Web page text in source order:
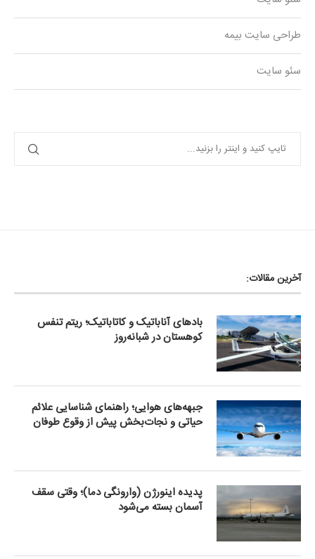
طراحی سایت بیمه
سئو سایت
آخرین مقالات:
بادهای آناباتیک و کاتاباتیک؛ ریتم تنفس
کوهستان در شبانه‌روز
جبهه‌های هوایی؛ راهنمای شناسایی علائم
حیاتی و نجات‌بخش پیش از وقوع طوفان
پدیده اینورژن (وارونگی دما)؛ وقتی سقف
آسمان بسته می‌شود